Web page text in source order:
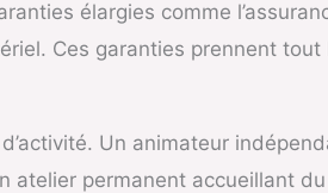
élargies comme
Ces garanties prennent
Un animateur
atelier permanent accueillant